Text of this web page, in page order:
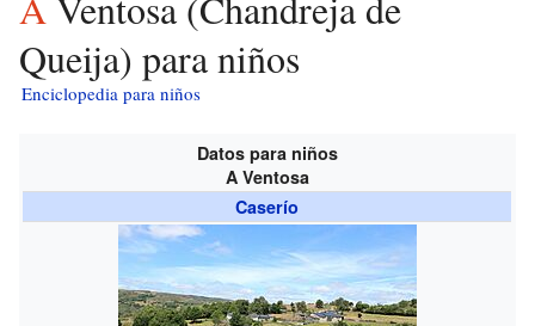
Queija) para niños
Enciclopedia para niños
Datos para niños
A Ventosa
Caserío